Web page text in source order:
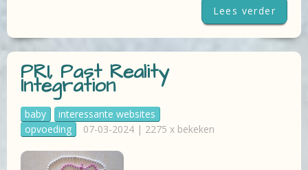
Lees verder
PRI, Past Reality
Integration
baby
interessante websites
opvoeding
07-03-2024 | 2275 x bekeken